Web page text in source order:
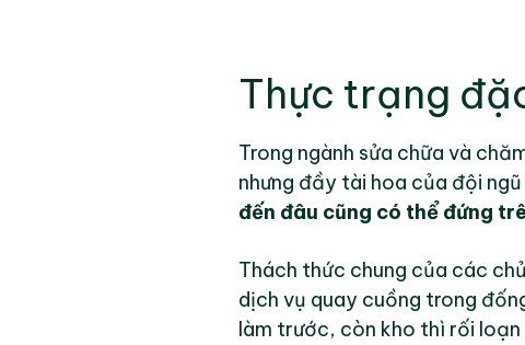
Thực trạng
Trong ngành sửa chữa và
nhưng đầy tài hoa của đội
đến đâu cũng có thể đứng
Thách thức chung của các
dịch vụ quay cuồng trong
làm trước, còn kho thì rối